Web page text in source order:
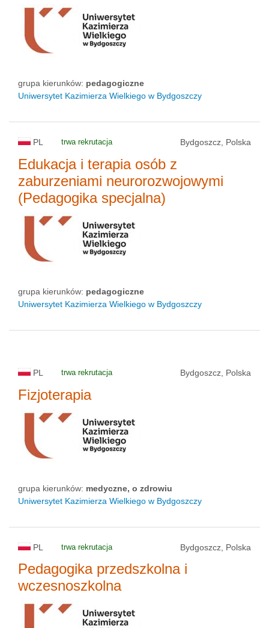
grupa kierunków: pedagogiczne
Uniwersytet Kazimierza Wielkiego w Bydgoszczy
PL trwa rekrutacja Bydgoszcz, Polska
Edukacja i terapia osób z
zaburzeniami neurorozwojowymi
(Pedagogika specjalna)
grupa kierunków: pedagogiczne
Uniwersytet Kazimierza Wielkiego w Bydgoszczy
PL trwa rekrutacja Bydgoszcz, Polska
Fizjoterapia
grupa kierunków: medyczne, o zdrowiu
Uniwersytet Kazimierza Wielkiego w Bydgoszczy
PL trwa rekrutacja Bydgoszcz, Polska
Pedagogika przedszkolna i
wczesnoszkolna